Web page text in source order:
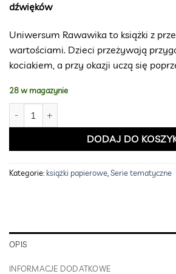
dźwięków
Uniwersum Rawawika to książki z
wartościami. Dzieci przeżywają
kociakiem, a przy okazji uczą się
28 w magazynie
DODAJ DO
Kategorie: książki papierowe,Serie tematyczne
OPIS
INFORMACJE DODATKOWE